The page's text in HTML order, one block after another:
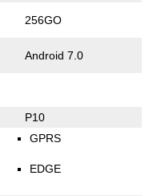
256GO
Android 7.0
P10
GPRS
EDGE